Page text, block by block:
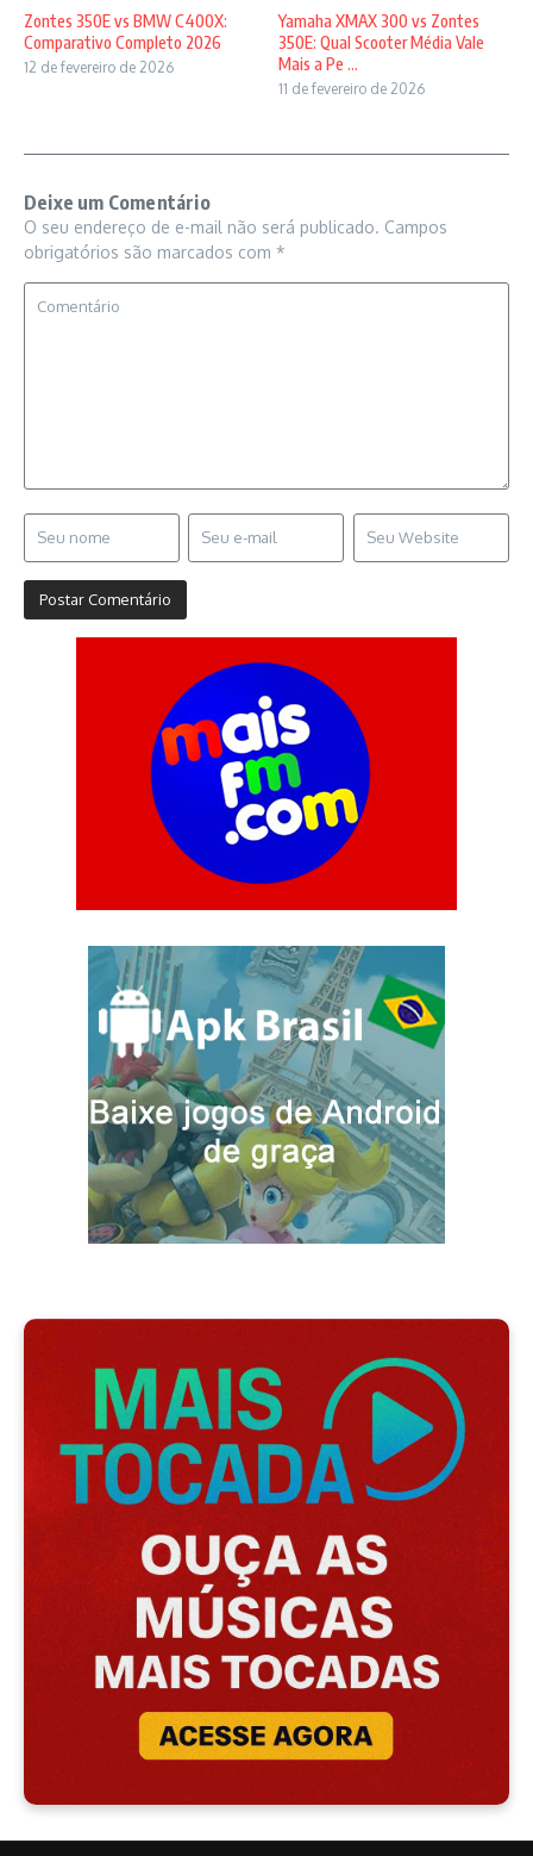
Zontes 350E vs BMW C400X:
Comparativo Completo 2026
12 de fevereiro de 2026
Yamaha XMAX 300 vs Zontes
350E: Qual Scooter Média Vale
Mais a Pe ...
11 de fevereiro de 2026
Deixe um Comentário
O seu endereço de e-mail não será publicado. Campos
obrigatórios são marcados com *